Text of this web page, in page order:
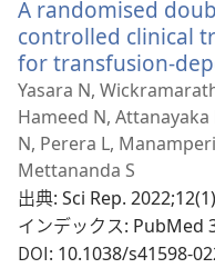
く）
A randomised
controlled clinical
for transfusion-
Yasara N,
Hameed N,
N, Perera L,
Mettananda S
出典‎: Sci Rep.
インデックス‎: PubMed
DOI‎: 10.1038/s41598-